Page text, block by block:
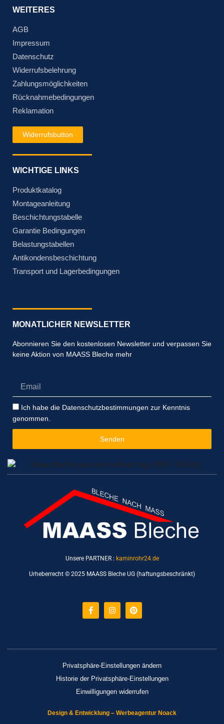
WEITERES
AGB
Impressum
Datenschutz
Widerrufsbelehrung
Zahlungsmöglichkeiten
Rücknahmebedingungen
Reklamation
Widerrufsbutton
WICHTIGE LINKS
Produktkatalog
Montageanleitung
Beschichtungstabelle
Garantie Bedingungen
Belastungstabellen
Antikondensbeschichtung
Transport und Lagerbedingungen
MONATLICHER NEWSLETTER
Abonnieren Sie den kostenlosen Newsletter und verpassen Sie
keine Aktion von MAASS Bleche mehr
Datenschutzbestimmungen
Ich habe die Datenschutzbestimmungen zur Kenntnis
genommen.
Senden
Unsere PARTNER : kaminrohr24.de
Urheberrecht © 2025 MAASS Bleche UG (haftungsbeschränkt)
Facebook-
f
InstagramPinterest
Privatsphäre-Einstellungen ändern
Historie der Privatsphäre-Einstellungen
Einwilligungen widerrufen
Design & Entwicklung – Werbeagentur Noack